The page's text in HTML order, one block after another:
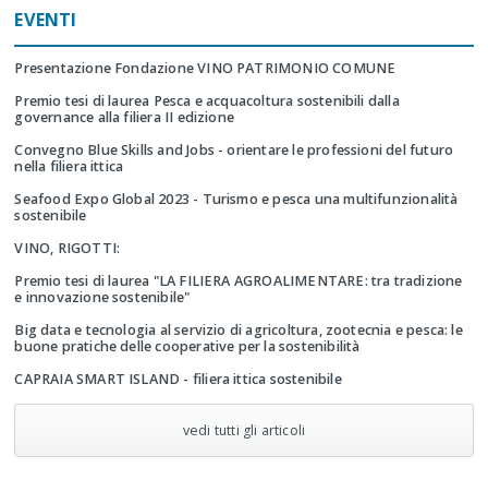
EVENTI
Presentazione Fondazione VINO PATRIMONIO COMUNE
Premio tesi di laurea Pesca e acquacoltura sostenibili dalla
governance alla filiera II edizione
Convegno Blue Skills and Jobs - orientare le professioni del futuro
nella filiera ittica
Seafood Expo Global 2023 - Turismo e pesca una multifunzionalità
sostenibile
VINO, RIGOTTI:
Premio tesi di laurea "LA FILIERA AGROALIMENTARE: tra tradizione
e innovazione sostenibile"
Big data e tecnologia al servizio di agricoltura, zootecnia e pesca: le
buone pratiche delle cooperative per la sostenibilità
CAPRAIA SMART ISLAND - filiera ittica sostenibile
vedi tutti gli articoli